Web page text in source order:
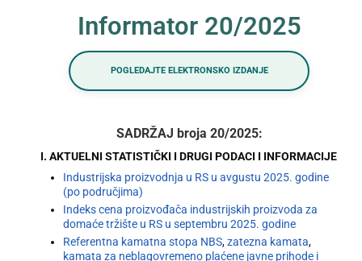
Informator 20/2025
POGLEDAJTE ELEKTRONSKO IZDANJE
SADRŽAJ broja 20/2025:
I. AKTUELNI STATISTIČKI I DRUGI PODACI I INFORMACIJE
Industrijska proizvodnja u RS u avgustu 2025. godine
(po područjima)
Indeks cena proizvođača industrijskih proizvoda za
domaće tržište u RS u septembru 2025. godine
Referentna kamatna stopa NBS,zatezna kamata,
kamata za neblagovremeno plaćene javne prihode i